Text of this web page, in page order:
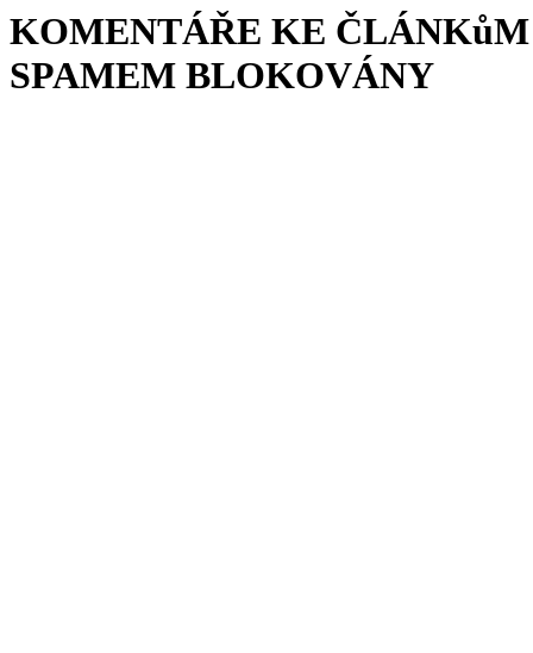
KOMENTÁŘE KE
SPAMEM BLOKOVÁNY